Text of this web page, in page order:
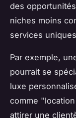
des
niches moins
services
Par exemple,
pourrait se
luxe
comme "
attirer une